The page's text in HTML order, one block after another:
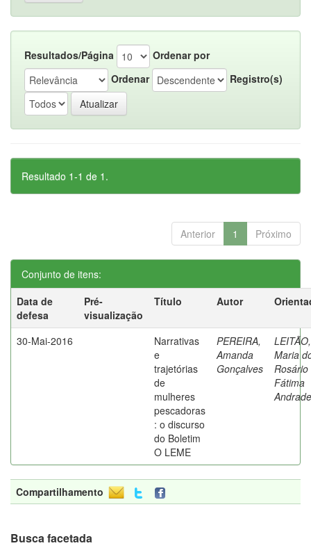
Resultados/Página
Ordenar por
Ordenar
Registro(s)
Resultado 1-1 de 1.
Anterior 1 Próximo
Conjunto de itens:
Data de
defesa
Pré-
visualização
Título Autor
30-Mai-2016
Narrativas
e
trajetórias
de
mulheres
pescadoras
: o discurso
do Boletim
O LEME
PEREIRA,
Amanda
Gonçalves
LEITÃO,
Maria
Rosário
Fátima
Andrade
Compartilhamento
Busca facetada